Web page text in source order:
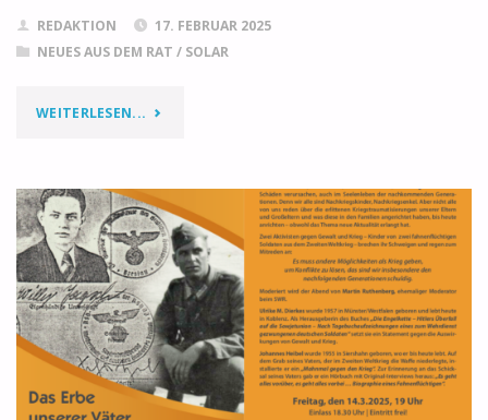
REDAKTION
17. FEBRUAR 2025
NEUES AUS DEM RAT / SOLAR
WEITERLESEN... "DIE
MELDEN
SICH
WORT"